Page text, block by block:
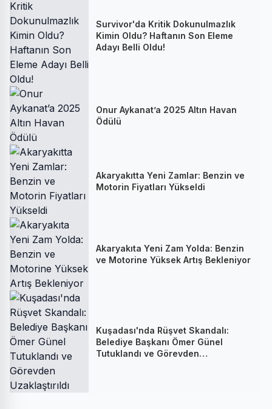
Survivor'da Kritik Dokunulmazlık
Kimin Oldu? Haftanın Son Eleme
Adayı Belli Oldu!
Onur Aykanat’a 2025 Altın Havan
Ödülü
Akaryakıtta Yeni Zamlar: Benzin ve
Motorin Fiyatları Yükseldi
Akaryakıta Yeni Zam Yolda: Benzin
ve Motorine Yüksek Artış Bekleniyor
Kuşadası'nda Rüşvet Skandalı:
Belediye Başkanı Ömer Günel
Tutuklandı ve Görevden